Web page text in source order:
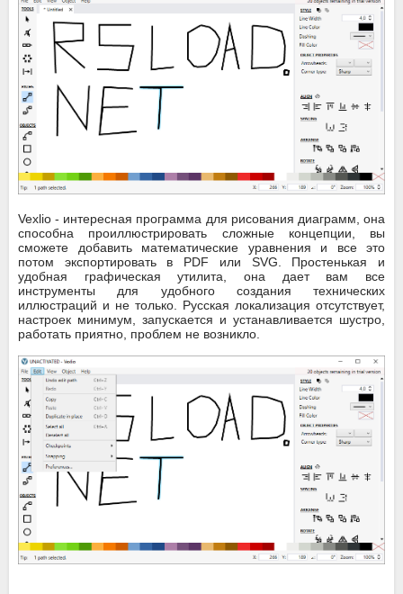
Vexlio - интересная программа для рисования диаграмм, она
способна проиллюстрировать сложные концепции, вы
сможете добавить математические уравнения и все это
потом экспортировать в PDF или SVG. Простенькая и
удобная графическая утилита, она дает вам все
инструменты для удобного создания технических
иллюстраций и не только. Русская локализация отсутствует,
настроек минимум, запускается и устанавливается шустро,
работать приятно, проблем не возникло.